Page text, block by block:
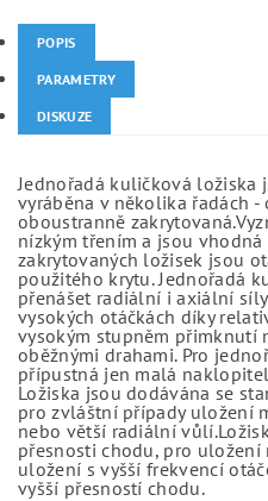
POPIS
PARAMETRY
DISKUZE
Jednořadá kuličková ložiska
vyráběna v několika řadách
oboustranně
nízkým třením a jsou vhodná
zakrytovaných ložisek jsou
použitého krytu. Jednořadá
přenášet radiální i axiální
vysokých otáčkách díky
vysokým stupněm přimknutí
oběžnými drahami. Pro
přípustná jen malá
Ložiska jsou dodávána se
pro zvláštní případy uložení
nebo větší radiální
přesnosti chodu, pro
uložení s vyšší frekvencí
vyšší přesností chodu.